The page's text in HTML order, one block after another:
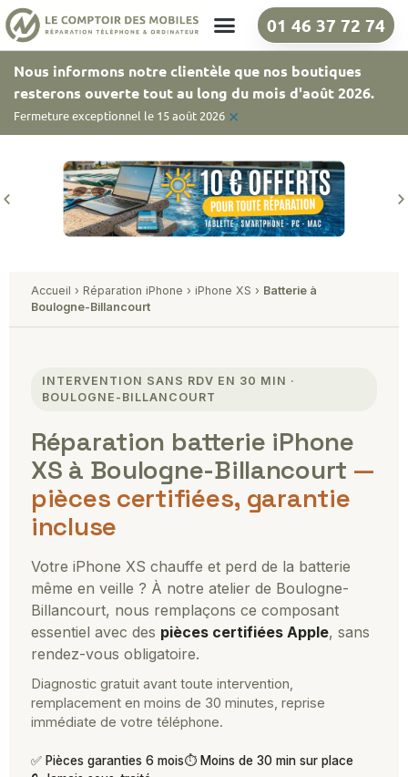
01 46 37 72 74
Nous informons notre clientèle que nos boutiques
resterons ouverte tout au long du mois d'août 2026.
Fermeture exceptionnel le 15 août 2026 ×
Accueil › Réparation iPhone › iPhone XS › Batterie à
Boulogne-Billancourt
INTERVENTION SANS RDV EN 30 MIN ·
BOULOGNE-BILLANCOURT
Réparation batterie iPhone
XS à Boulogne-Billancourt —
pièces certifiées, garantie
incluse
Votre iPhone XS chauffe et perd de la batterie
même en veille ? À notre atelier de Boulogne-
Billancourt, nous remplaçons ce composant
essentiel avec des pièces certifiées Apple, sans
rendez-vous obligatoire.
Diagnostic gratuit avant toute intervention,
remplacement en moins de 30 minutes, reprise
immédiate de votre téléphone.
✅ Pièces garanties 6 mois⏱ Moins de 30 min sur place